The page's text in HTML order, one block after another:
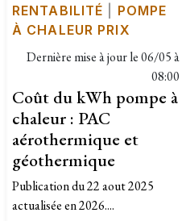
RENTABILITÉ
POMPE
À CHALEUR PRIX
Dernière mise à jour le06/05 à
08:00
Coût du kWh pompe à
chaleur : PAC
aérothermique et
géothermique
Publication du 22 aout 2025
actualisée en 2026....